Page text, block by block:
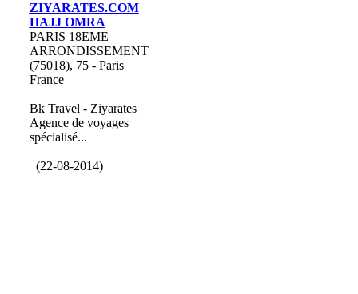
ZIYARATES.COM
HAJJ OMRA
PARIS 18EME
ARRONDISSEMENT
(75018), 75 - Paris
France
Bk Travel - Ziyarates
Agence de voyages
spécialisé...
(22-08-2014)